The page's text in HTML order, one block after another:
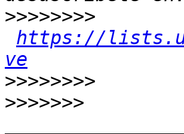
>>>>>>>>
https://
ve
>>>>>>>>
>>>>>>>